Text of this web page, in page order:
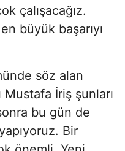
çalışacağız.
büyük başarıyı
söz alan
Mustafa İriş şunları
bu gün de
Bir